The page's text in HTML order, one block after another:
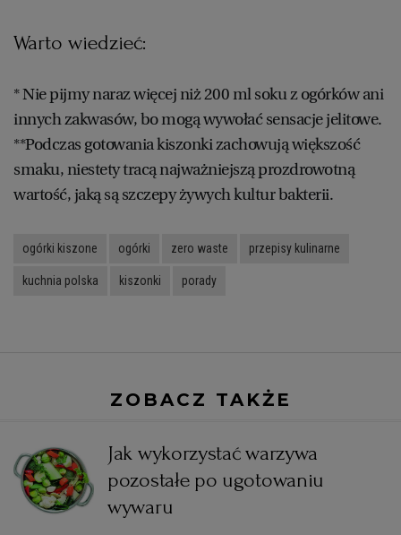
Warto wiedzieć:
* Nie pijmy naraz więcej niż 200 ml soku z ogórków ani
innych zakwasów, bo mogą wywołać sensacje jelitowe.
**Podczas gotowania kiszonki zachowują większość
smaku, niestety tracą najważniejszą prozdrowotną
wartość, jaką są szczepy żywych kultur bakterii.
ogórki kiszone ogórki zero waste przepisy kulinarne
kuchnia polska kiszonki porady
ZOBACZ TAKŻE
Jak wykorzystać warzywa
pozostałe po ugotowaniu
wywaru